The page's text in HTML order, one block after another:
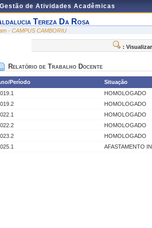
de Atividades Acadêmicas
Tereza Da Rosa
- CAMPUS CAMBORIU
:
Relatório de Trabalho Docente
Período
Situação
HOMOLOGADO
HOMOLOGADO
HOMOLOGADO
HOMOLOGADO
HOMOLOGADO
AFASTAMENTO